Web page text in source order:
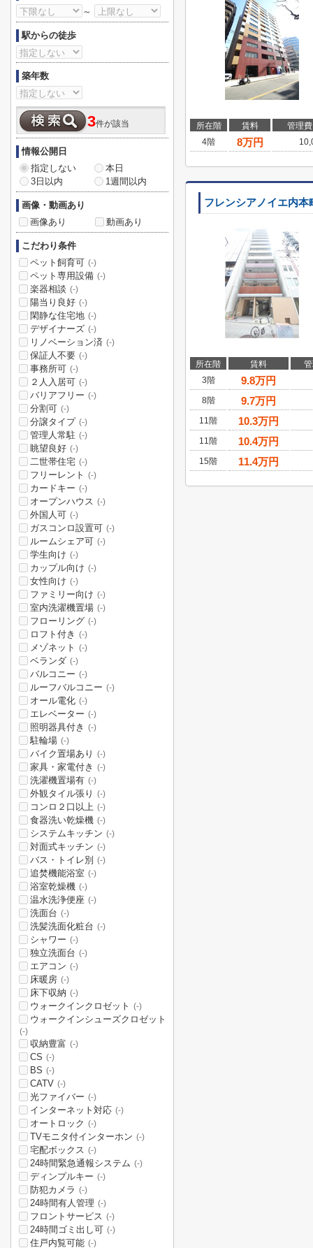
所在階 賃料
管理
4階
8万円
フレンシアノイエ内本
所在階 賃料
3階
9.8万円
8階 9.7万円
11階 10.3万円
11階 10.4万円
15階 11.4万円
～
駅からの徒歩
築年数
3件が該当
情報公開日
指定しない
本日
3日以内
1週間以内
画像・動画あり
画像あり
動画あり
こだわり条件
ペット飼育可 (-)
ペット専用設備 (-)
楽器相談 (-)
陽当り良好 (-)
閑静な住宅地 (-)
デザイナーズ (-)
リノベーション済 (-)
保証人不要 (-)
事務所可 (-)
２人入居可 (-)
バリアフリー (-)
分割可 (-)
分譲タイプ (-)
管理人常駐 (-)
眺望良好 (-)
二世帯住宅 (-)
フリーレント (-)
カードキー (-)
オープンハウス (-)
外国人可 (-)
ガスコンロ設置可 (-)
ルームシェア可 (-)
学生向け (-)
カップル向け (-)
女性向け (-)
ファミリー向け (-)
室内洗濯機置場 (-)
フローリング (-)
ロフト付き (-)
メゾネット (-)
ベランダ (-)
バルコニー (-)
ルーフバルコニー (-)
オール電化 (-)
エレベーター (-)
照明器具付き (-)
駐輪場 (-)
バイク置場あり (-)
家具・家電付き (-)
洗濯機置場有 (-)
外観タイル張り (-)
コンロ２口以上 (-)
食器洗い乾燥機 (-)
システムキッチン (-)
対面式キッチン (-)
バス・トイレ別 (-)
追焚機能浴室 (-)
浴室乾燥機 (-)
温水洗浄便座 (-)
洗面台 (-)
洗髪洗面化粧台 (-)
シャワー (-)
独立洗面台 (-)
エアコン (-)
床暖房 (-)
床下収納 (-)
ウォークインクロゼット (-)
ウォークインシューズクロゼット
(-)
収納豊富 (-)
CS (-)
BS (-)
CATV (-)
光ファイバー (-)
インターネット対応 (-)
オートロック (-)
TVモニタ付インターホン (-)
宅配ボックス (-)
24時間緊急通報システム (-)
ディンプルキー (-)
防犯カメラ (-)
24時間有人管理 (-)
フロントサービス (-)
24時間ゴミ出し可 (-)
住戸内覧可能 (-)